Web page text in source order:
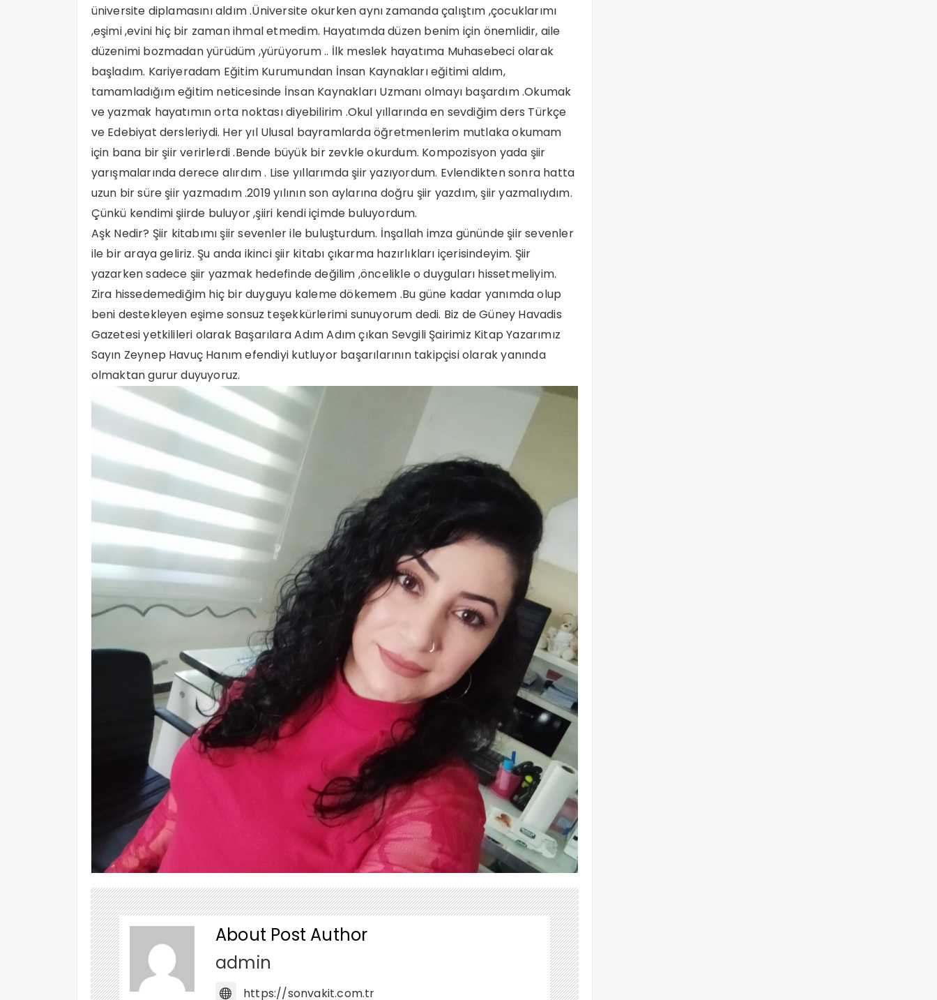
üniversite diplamasını aldım .Üniversite okurken aynı zamanda çalıştım ,çocuklarımı
,eşimi ,evini hiç bir zaman ihmal etmedim. Hayatımda düzen benim için önemlidir, aile
düzenimi bozmadan yürüdüm ,yürüyorum .. İlk meslek hayatıma Muhasebeci olarak
başladım. Kariyeradam Eğitim Kurumundan İnsan Kaynakları eğitimi aldım,
tamamladığım eğitim neticesinde İnsan Kaynakları Uzmanı olmayı başardım .Okumak
ve yazmak hayatımın orta noktası diyebilirim .Okul yıllarında en sevdiğim ders Türkçe
ve Edebiyat dersleriydi. Her yıl Ulusal bayramlarda öğretmenlerim mutlaka okumam
için bana bir şiir verirlerdi .Bende büyük bir zevkle okurdum. Kompozisyon yada şiir
yarışmalarında derece alırdım . Lise yıllarımda şiir yazıyordum. Evlendikten sonra hatta
uzun bir süre şiir yazmadım .2019 yılının son aylarına doğru şiir yazdım, şiir yazmalıydım.
Çünkü kendimi şiirde buluyor ,şiiri kendi içimde buluyordum.
Aşk Nedir? Şiir kitabımı şiir sevenler ile buluşturdum. İnşallah imza gününde şiir sevenler
ile bir araya geliriz. Şu anda ikinci şiir kitabı çıkarma hazırlıkları içerisindeyim. Şiir
yazarken sadece şiir yazmak hedefinde değilim ,öncelikle o duyguları hissetmeliyim.
Zira hissedemediğim hiç bir duyguyu kaleme dökemem .Bu güne kadar yanımda olup
beni destekleyen eşime sonsuz teşekkürlerimi sunuyorum dedi. Biz de Güney Havadis
Gazetesi yetkilileri olarak Başarılara Adım Adım çıkan Sevgili Şairimiz Kitap Yazarımız
Sayın Zeynep Havuç Hanım efendiyi kutluyor başarılarının takipçisi olarak yanında
olmaktan gurur duyuyoruz.
About Post Author
admin
https://sonvakit.com.tr